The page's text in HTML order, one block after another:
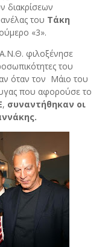
διακρίσεων
του Τάκη
«3».
φιλοξένησε
του
όταν τον Μάιο του
που αφορούσε το
, συναντήθηκαν οι